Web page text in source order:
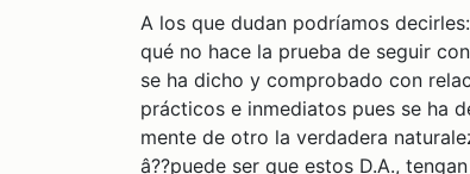
A los que dudan podríamos
qué no hace la prueba de seguir
se ha dicho y comprobado con
prácticos e inmediatos pues se ha
mente de otro la verdadera
â??puede ser que estos D.A., tengan